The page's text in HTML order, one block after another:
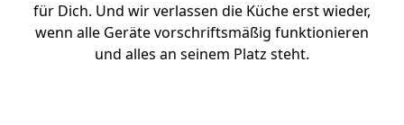
für Dich. Und wir verlassen die Küche erst wieder,
wenn alle Geräte vorschriftsmäßig funktionieren
und alles an seinem Platz steht.